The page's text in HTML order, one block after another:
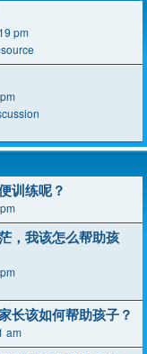
pm
训练呢？
，我该怎么帮助孩
长该如何帮助孩子？
am